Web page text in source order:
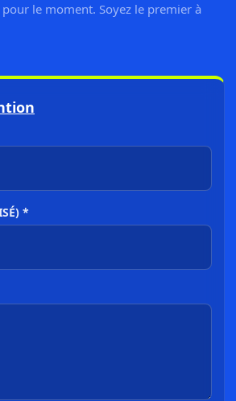
le moment. Soyez le premier à
*